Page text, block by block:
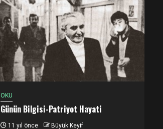
OKU
Günün Bilgisi-Patriyot Hayati
11 yıl önce Büyük Keyif